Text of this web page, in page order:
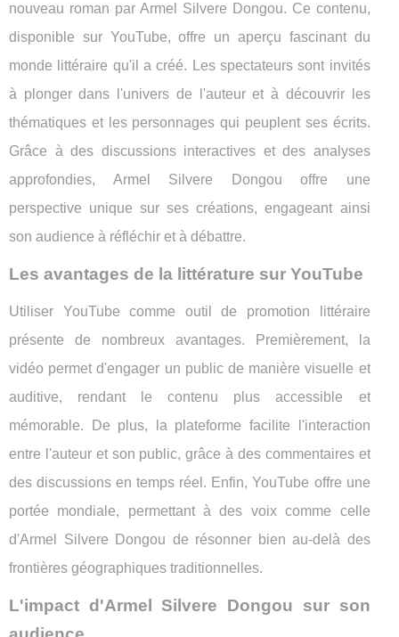
nouveau roman par Armel Silvere Dongou. Ce contenu,
disponible sur YouTube, offre un aperçu fascinant du
monde littéraire qu'il a créé. Les spectateurs sont invités
à plonger dans l'univers de l'auteur et à découvrir les
thématiques et les personnages qui peuplent ses écrits.
Grâce à des discussions interactives et des analyses
approfondies, Armel Silvere Dongou offre une
perspective unique sur ses créations, engageant ainsi
son audience à réfléchir et à débattre.
Les avantages de la littérature sur YouTube
Utiliser YouTube comme outil de promotion littéraire
présente de nombreux avantages. Premièrement, la
vidéo permet d'engager un public de manière visuelle et
auditive, rendant le contenu plus accessible et
mémorable. De plus, la plateforme facilite l'interaction
entre l'auteur et son public, grâce à des commentaires et
des discussions en temps réel. Enfin, YouTube offre une
portée mondiale, permettant à des voix comme celle
d'Armel Silvere Dongou de résonner bien au-delà des
frontières géographiques traditionnelles.
L'impact d'Armel Silvere Dongou sur son